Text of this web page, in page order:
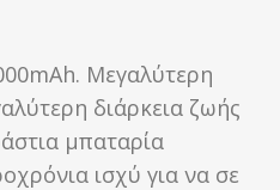
Μεγαλύτερη
διάρκεια ζωής
μπαταρία
ισχύ για να σε